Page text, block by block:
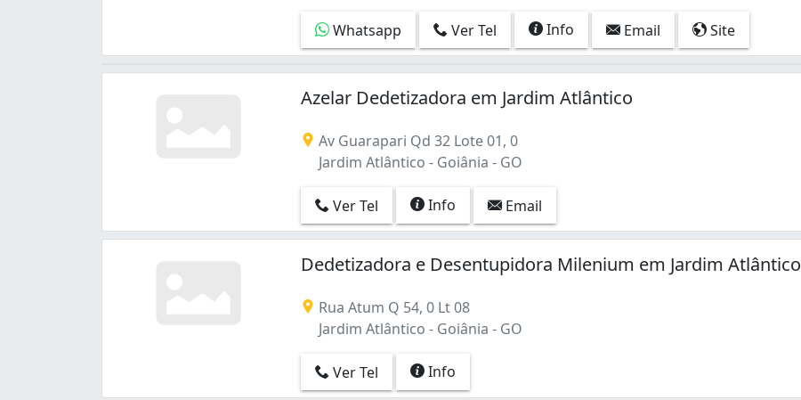
Jardim Diamantina (1)
Jardim Dom Fernando I (1)
Loteamento Celina Park (1)
Nova Suíça (2)
Parque João Braz - Cidade Industrial (2)
Parque das Amendoeiras II (1)
Recreio do Funcionário Público (1)
Residencial Canadá (2)
Whatsapp Ver Tel Info Email Site
Azelar Dedetizadora em Jardim Atlântico
Av Guarapari Qd 32 Lote 01, 0
Jardim Atlântico - Goiânia - GO
Ver Tel Info Email
Dedetizadora e Desentupidora Milenium em Jardim Atlântico
Rua Atum Q 54, 0 Lt 08
Jardim Atlântico - Goiânia - GO
Ver Tel Info